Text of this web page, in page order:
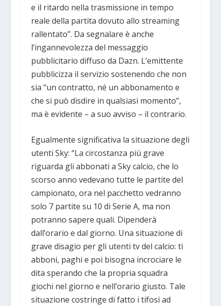
e il ritardo nella trasmissione in tempo
reale della partita dovuto allo streaming
rallentato”. Da segnalare è anche
l’ingannevolezza del messaggio
pubblicitario diffuso da Dazn. L’emittente
pubblicizza il servizio sostenendo che non
sia “un contratto, né un abbonamento e
che si può disdire in qualsiasi momento”,
ma è evidente – a suo avviso – il contrario.
Egualmente significativa la situazione degli
utenti Sky: “La circostanza più grave
riguarda gli abbonati a Sky calcio, che lo
scorso anno vedevano tutte le partite del
campionato, ora nel pacchetto vedranno
solo 7 partite su 10 di Serie A, ma non
potranno sapere quali. Dipenderà
dall’orario e dal giorno. Una situazione di
grave disagio per gli utenti tv del calcio: ti
abboni, paghi e poi bisogna incrociare le
dita sperando che la propria squadra
giochi nel giorno e nell’orario giusto. Tale
situazione costringe di fatto i tifosi ad